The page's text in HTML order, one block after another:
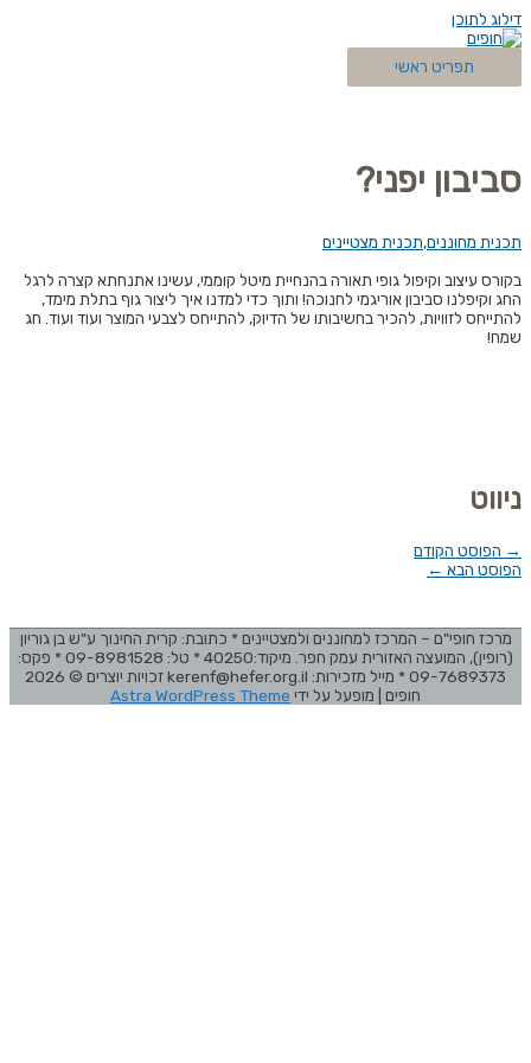
דילוג לתוכן
תפריט ראשי
סביבון יפני?
תכנית מחוננים,תכנית מצטיינים
בקורס עיצוב וקיפול גופי תאורה בהנחיית מיטל קוממי, עשינו אתנחתא קצרה לרגל
החג וקיפלנו סביבון אוריגמי לחנוכה! ותוך כדי למדנו איך ליצור גוף בתלת מימד,
להתייחס לזוויות, להכיר בחשיבותו של הדיוק, להתייחס לצבעי המוצר ועוד ועוד. חג
שמח!
ניווט
→ הפוסט הקודם
הפוסט הבא ←
מרכז חופי"ם – המרכז למחוננים ולמצטיינים * כתובת: קרית החינוך ע"ש בן גוריון
(רופין), המועצה האזורית עמק חפר. מיקוד:40250 * טל: 09-8981528 * פקס:
09-7689373 * מייל מזכירות: kerenf@hefer.org.il זכויות יוצרים © 2026
חופים | מופעל על ידי Astra WordPress Theme